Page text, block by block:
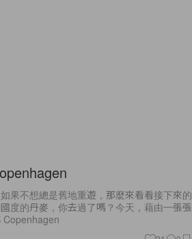
果不想總是舊地重遊，那麼來看看接下來的
度的丹麥，你去過了嗎？今天，藉由一張張
Copenhagen